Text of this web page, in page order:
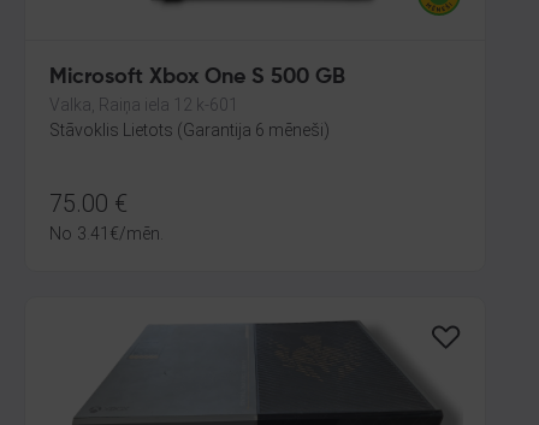
Microsoft Xbox One S 500 GB
Valka, Raiņa iela 12 k-601
Stāvoklis Lietots (Garantija 6 mēneši)
75.00 €
No 3.41 €/mēn.